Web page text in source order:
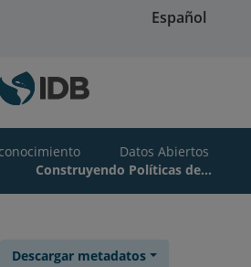
Español
Datos Abiertos
Construyendo Políticas de...
Descargar metadatos